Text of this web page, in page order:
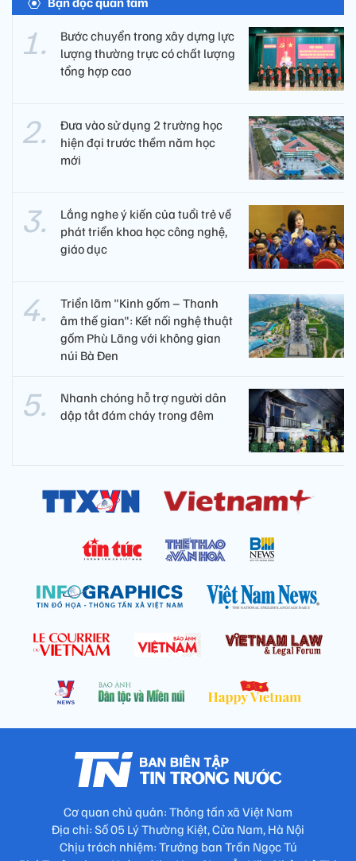
Bước chuyển trong xây dựng lực
lượng thường trực có chất lượng
tổng hợp cao
Đưa vào sử dụng 2 trường học
hiện đại trước thềm năm học
mới
Lắng nghe ý kiến của tuổi trẻ về
phát triển khoa học công nghệ,
giáo dục
Triển lãm "Kinh gốm – Thanh
âm thế gian": Kết nối nghệ thuật
gốm Phù Lãng với không gian
núi Bà Đen
Nhanh chóng hỗ trợ người dân
dập tắt đám cháy trong đêm
Cơ quan chủ quản: Thông tấn xã Việt Nam
Địa chỉ: Số 05 Lý Thường Kiệt, Cửa Nam, Hà Nội
Chịu trách nhiệm: Trưởng ban Trần Ngọc Tú